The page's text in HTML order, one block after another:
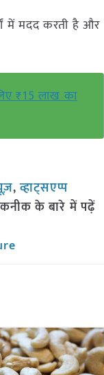
में मदद करती है और
₹15 लाख का
,व्हाट्सएप्प
के बारे में पढ़ें